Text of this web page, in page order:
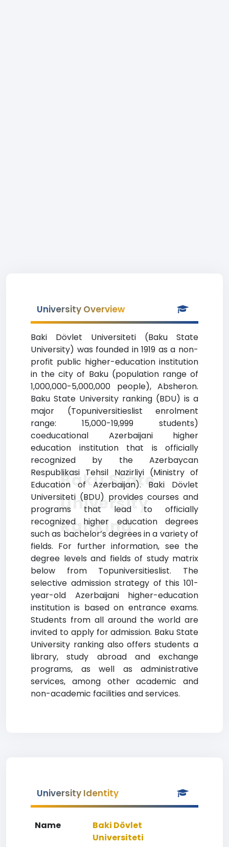
University Overview
Baki Dövlet Universiteti (Baku State
University) was founded in 1919 as a non-
profit public higher-education institution
in the city of Baku (population range of
1,000,000-5,000,000 people), Absheron.
Baku State University ranking (BDU) is a
major (Topuniversitieslist enrolment
range: 15,000-19,999 students)
coeducational Azerbaijani higher
education institution that is officially
recognized by the Azerbaycan
Respublikasi Tehsil Nazirliyi (Ministry of
Education of Azerbaijan). Baki Dövlet
Universiteti (BDU) provides courses and
programs that lead to officially
recognized higher education degrees
such as bachelor’s degrees in a variety of
fields. For further information, see the
degree levels and fields of study matrix
below from Topuniversitieslist. The
selective admission strategy of this 101-
year-old Azerbaijani higher-education
institution is based on entrance exams.
Students from all around the world are
invited to apply for admission. Baku State
University ranking also offers students a
library, study abroad and exchange
programs, as well as administrative
services, among other academic and
non-academic facilities and services.
Baku State
University
Ranking
University Identity
Name
Baki Dövlet
Universiteti